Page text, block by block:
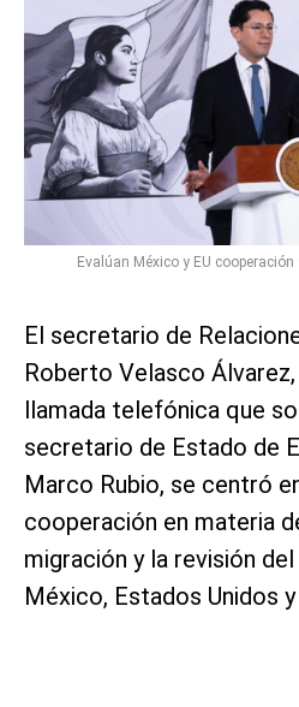
Evalúan México y EU
El secretario de
Roberto Velasco
llamada telefónica que
secretario de Estado de
Marco Rubio, se centró
cooperación en materia
migración y la revisión
México, Estados Unidos